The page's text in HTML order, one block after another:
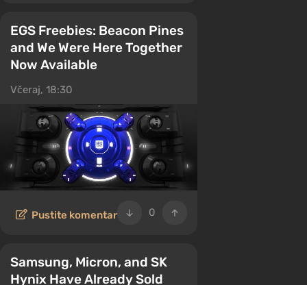
EGS Freebies: Beacon Pines
and We Were Here Together
Now Available
Včeraj, 18:30
0
Pustite komentar
Samsung, Micron, and SK
Hynix Have Already Sold